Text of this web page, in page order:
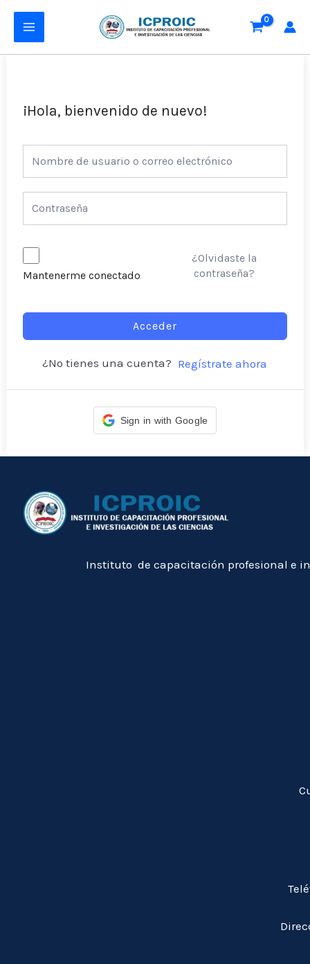
contenido
MAIN
MENU
¡Hola, bienvenido de nuevo!
Mantenerme conectado
¿Olvidaste la
contraseña?
Acceder
¿No tienes una cuenta? Regístrate ahora
Sign in with Google
Instituto de capacitación profesional e